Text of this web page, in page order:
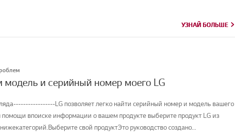
УЗНАЙ БОЛЬШЕ
модель и серийный номер моего LG
LG позволяет легко найти серийный номер и модель вашего
помощи впоиске информации о вашем продукте выберите продукт LG из
свой продуктЭто руководство создано...
УЗНАЙ БОЛЬШЕ